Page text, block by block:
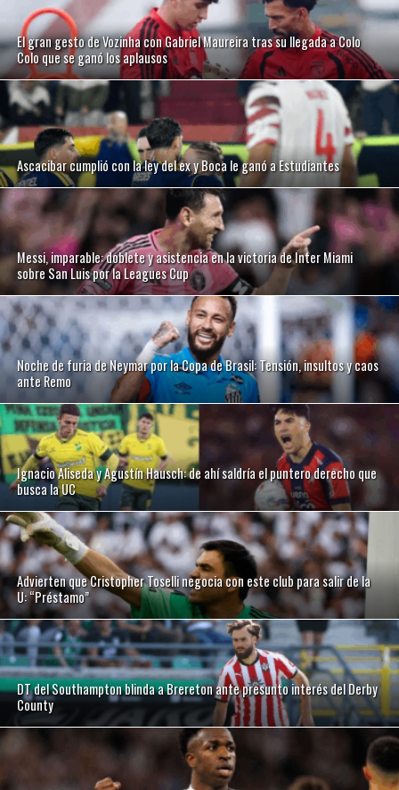
El gran gesto de Vozinha con Gabriel Maureira tras su llegada a Colo
Colo que se ganó los aplausos
Ascacibar cumplió con la ley del ex y Boca le ganó a Estudiantes
Messi, imparable: doblete y asistencia en la victoria de Inter Miami
sobre San Luis por la Leagues Cup
Noche de furia de Neymar por la Copa de Brasil: Tensión, insultos y caos
ante Remo
Ignacio Aliseda y Agustín Hausch: de ahí saldría el puntero derecho que
busca la UC
Advierten que Cristopher Toselli negocia con este club para salir de la
U: “Préstamo”
DT del Southampton blinda a Brereton ante presunto interés del Derby
County